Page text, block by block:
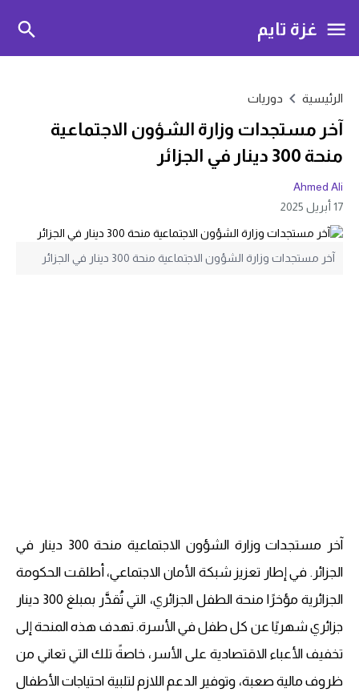
غزة تايم
الرئيسية دوريات
آخر مستجدات وزارة الشؤون الاجتماعية
منحة 300 دينار في الجزائر
Ahmed Ali
17 أبريل 2025
آخر مستجدات وزارة الشؤون الاجتماعية منحة 300 دينار في الجزائر
آخر مستجدات وزارة الشؤون الاجتماعية منحة 300 دينار في
الجزائر. في إطار تعزيز شبكة الأمان الاجتماعي، أطلقت الحكومة
الجزائرية مؤخرًا منحة الطفل الجزائري، التي تُقدَّر بمبلغ 300 دينار
جزائري شهريًا عن كل طفل في الأسرة. تهدف هذه المنحة إلى
تخفيف الأعباء الاقتصادية على الأسر، خاصةً تلك التي تعاني من
ظروف مالية صعبة، وتوفير الدعم اللازم لتلبية احتياجات الأطفال